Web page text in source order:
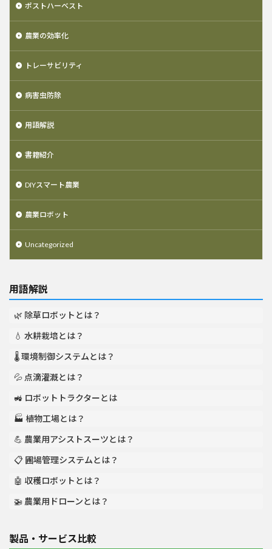
ポストハーベスト
農業の効率化
トレーサビリティ
病害虫防除
用語解説
書籍紹介
DIYスマート農業
農業ロボット
Uncategorized
用語解説
🌿 除草ロボットとは？
💧 水耕栽培とは？
🌡️ 環境制御システムとは？
💦 点滴灌漑とは？
🚜 ロボットトラクターとは
🏭 植物工場とは？
💪 農業用アシストスーツとは？
📋 圃場管理システムとは？
🤖 収穫ロボットとは？
🚁 農業用ドローンとは？
製品・サービス比較